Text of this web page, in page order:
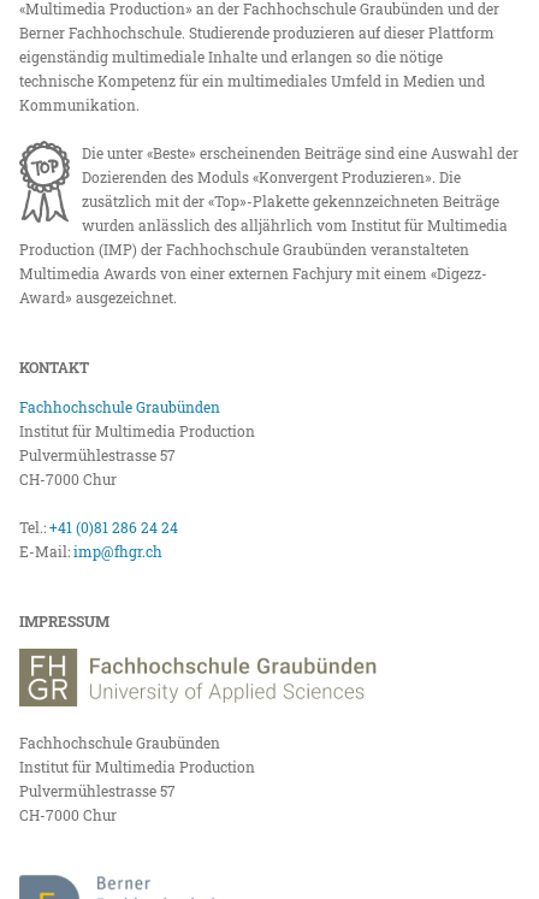
«Multimedia Production» an der Fachhochschule Graubünden und der
Berner Fachhochschule. Studierende produzieren auf dieser Plattform
eigenständig multimediale Inhalte und erlangen so die nötige
technische Kompetenz für ein multimediales Umfeld in Medien und
Kommunikation.
Die unter «Beste» erscheinenden Beiträge sind eine Auswahl der
Dozierenden des Moduls «Konvergent Produzieren». Die
zusätzlich mit der «Top»-Plakette gekennzeichneten Beiträge
wurden anlässlich des alljährlich vom Institut für Multimedia
Production (IMP) der Fachhochschule Graubünden veranstalteten
Multimedia Awards von einer externen Fachjury mit einem «Digezz-
Award» ausgezeichnet.
KONTAKT
Fachhochschule Graubünden
Institut für Multimedia Production
Pulvermühlestrasse 57
CH-7000 Chur
Tel.:+41 (0)81 286 24 24
E-Mail:imp@fhgr.ch
IMPRESSUM
Fachhochschule Graubünden
Institut für Multimedia Production
Pulvermühlestrasse 57
CH-7000 Chur